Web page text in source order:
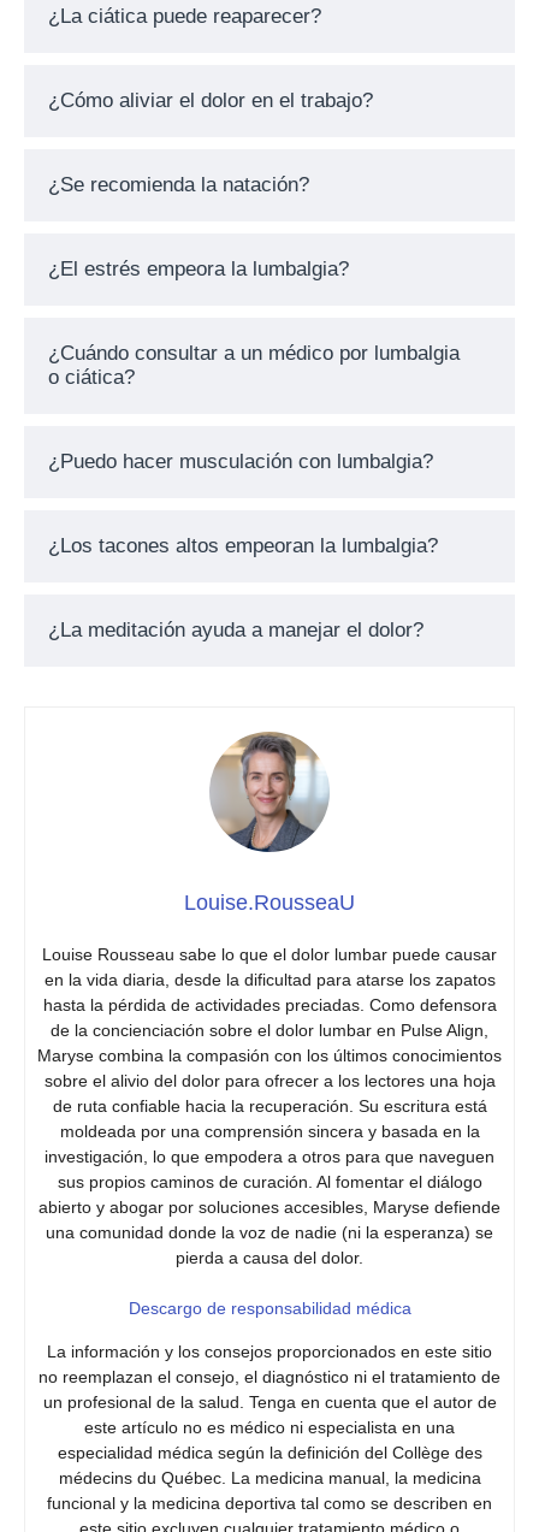
¿La ciática puede reaparecer?
¿Cómo aliviar el dolor en el trabajo?
¿Se recomienda la natación?
¿El estrés empeora la lumbalgia?
¿Cuándo consultar a un médico por lumbalgia
o ciática?
¿Puedo hacer musculación con lumbalgia?
¿Los tacones altos empeoran la lumbalgia?
¿La meditación ayuda a manejar el dolor?
Louise.RousseaU
Louise Rousseau sabe lo que el dolor lumbar puede causar
en la vida diaria, desde la dificultad para atarse los zapatos
hasta la pérdida de actividades preciadas. Como defensora
de la concienciación sobre el dolor lumbar en Pulse Align,
Maryse combina la compasión con los últimos conocimientos
sobre el alivio del dolor para ofrecer a los lectores una hoja
de ruta confiable hacia la recuperación. Su escritura está
moldeada por una comprensión sincera y basada en la
investigación, lo que empodera a otros para que naveguen
sus propios caminos de curación. Al fomentar el diálogo
abierto y abogar por soluciones accesibles, Maryse defiende
una comunidad donde la voz de nadie (ni la esperanza) se
pierda a causa del dolor.
Descargo de responsabilidad médica
La información y los consejos proporcionados en este sitio
no reemplazan el consejo, el diagnóstico ni el tratamiento de
un profesional de la salud. Tenga en cuenta que el autor de
este artículo no es médico ni especialista en una
especialidad médica según la definición del Collège des
médecins du Québec. La medicina manual, la medicina
funcional y la medicina deportiva tal como se describen en
este sitio excluyen cualquier tratamiento médico o